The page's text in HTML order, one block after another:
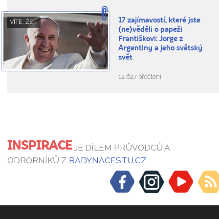
VÍTE, ŽE...
17 zajímavostí, které jste
(ne)věděli o papeži
Františkovi: Jorge z
Argentiny a jeho světský
svět
12.627 přečtení
INSPIRACEJE DÍLEM PRŮVODCŮ A
ODBORNÍKŮ Z RADYNACESTU.CZ